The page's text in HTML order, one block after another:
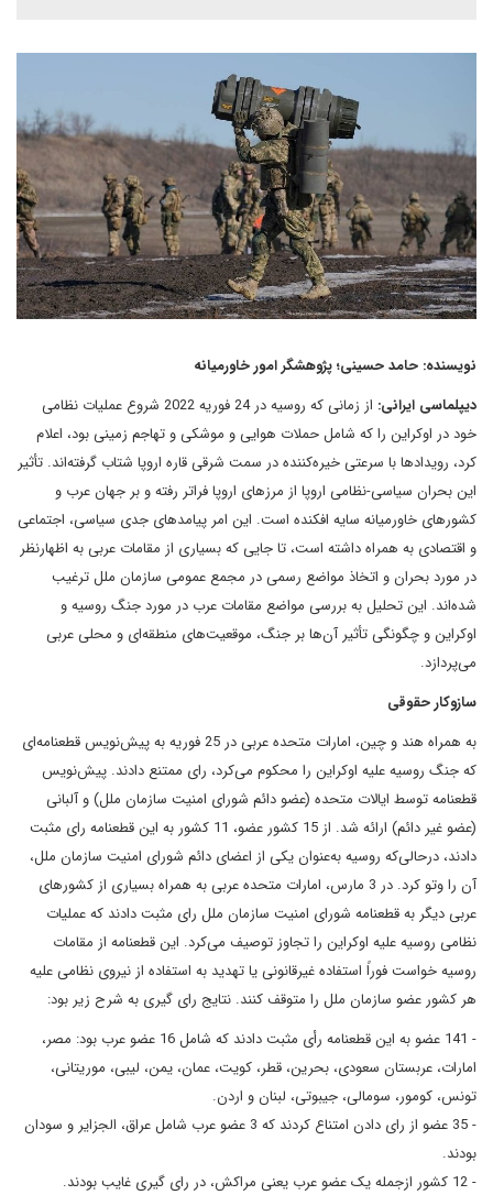
نویسنده: حامد حسینی؛ پژوهشگر امور خاورمیانه
دیپلماسی ایرانی:
از زمانی که روسیه در 24 فوریه 2022 شروع عملیات نظامی
خود در اوکراین را که شامل حملات هوایی و موشکی و تهاجم زمینی بود، اعلام
کرد، رویدادها با سرعتی خیره‌کننده در سمت شرقی قاره اروپا شتاب گرفته‌اند. تأثیر
این بحران سیاسی-نظامی اروپا از مرزهای اروپا فراتر رفته و بر جهان عرب و
کشورهای خاورمیانه سایه افکنده است. این امر پیامدهای جدی سیاسی، اجتماعی
و اقتصادی به همراه داشته است، تا جایی که بسیاری از مقامات عربی به اظهارنظر
در مورد بحران و اتخاذ مواضع رسمی در مجمع عمومی سازمان ملل ترغیب
شده‌اند. این تحلیل به بررسی مواضع مقامات عرب در مورد جنگ روسیه و
اوکراین و چگونگی تأثیر آن‌ها بر جنگ، موقعیت‌های منطقه‌ای و محلی عربی
می‌پردازد.
سازوکار حقوقی
به همراه هند و چین، امارات متحده عربی در 25 فوریه به پیش‌نویس قطعنامه‌ای
که جنگ روسیه علیه اوکراین را محکوم می‌کرد، رای ممتنع دادند. پیش‌نویس
قطعنامه توسط ایالات متحده (عضو دائم شورای امنیت سازمان ملل) و آلبانی
(عضو غیر دائم) ارائه شد. از 15 کشور عضو، 11 کشور به این قطعنامه رای مثبت
دادند، درحالی‌که روسیه به‌عنوان یکی از اعضای دائم شورای امنیت سازمان ملل،
آن را وتو کرد. در 3 مارس، امارات متحده عربی به همراه بسیاری از کشورهای
عربی دیگر به قطعنامه شورای امنیت سازمان ملل رای مثبت دادند که عملیات
نظامی روسیه علیه اوکراین را تجاوز توصیف می‌کرد. این قطعنامه از مقامات
روسیه خواست فوراً استفاده غیرقانونی یا تهدید به استفاده از نیروی نظامی علیه
هر کشور عضو سازمان ملل را متوقف کنند. نتایج رای گیری به شرح زیر بود:
- 141 عضو به این قطعنامه رأی مثبت دادند که شامل 16 عضو عرب بود: مصر،
امارات، عربستان سعودی، بحرین، قطر، کویت، عمان، یمن، لیبی، موریتانی،
تونس، کومور، سومالی، جیبوتی، لبنان و اردن.
- 35 عضو از رای دادن امتناع کردند که 3 عضو عرب شامل عراق، الجزایر و سودان
بودند.
- 12 کشور ازجمله یک عضو عرب یعنی مراکش، در رای گیری غایب بودند.